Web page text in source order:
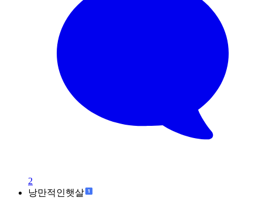
2
낭만적인햇살